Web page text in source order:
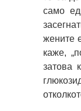
само
жените
каже,
затова